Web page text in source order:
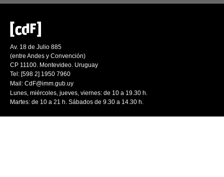
Av. 18 de Julio 885
(entre Andes y Convención)
CP 11100. Montevideo. Uruguay
Tel: [598 2] 1950 7960
Mail: CdF@imm.gub.uy
Lunes, miércoles, jueves, viernes: de 10 a 19.30 h.
Martes: de 10 a 21 h. Sábados de 9.30 a 14.30 h.